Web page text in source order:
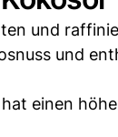
und
und
einen